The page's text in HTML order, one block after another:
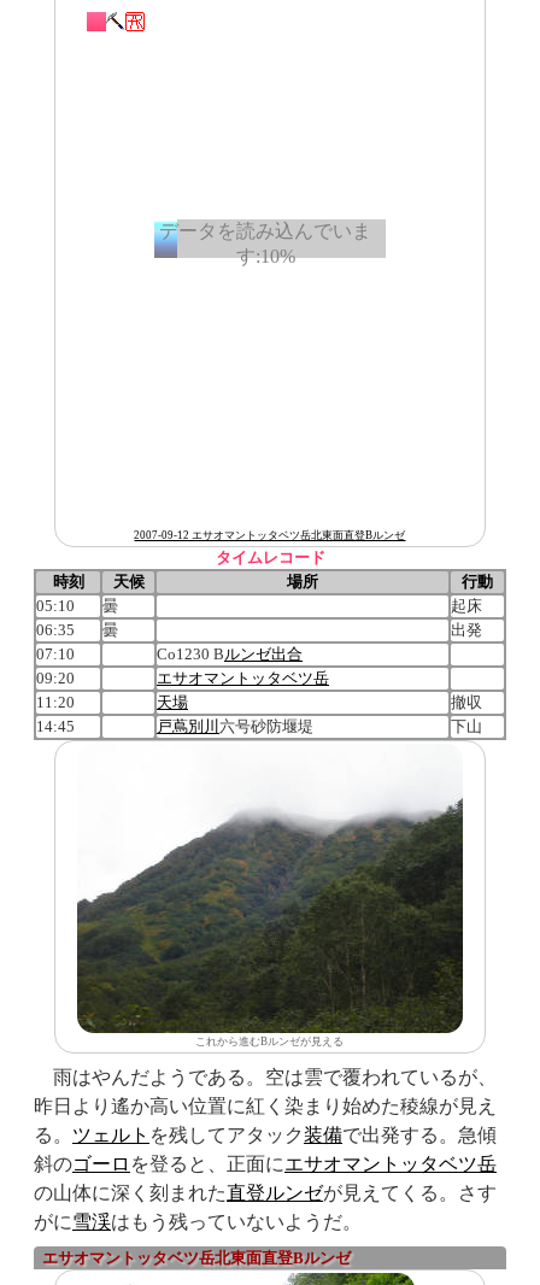
2007-09-12 エサオマントッタベツ岳北東面直登Bルンゼ
タイムレコード
時刻
天候 場所
行動
05:10
曇
起床
06:35
曇
出発
07:10
Co1230 Bルンゼ出合
09:20
エサオマントッタベツ岳
11:20
天場
撤収
14:45
戸蔦別川 六号砂防堰堤 下山
これから進むBルンゼが見える
雨はやんだようである。空は雲で覆われているが、
昨日より遙か高い位置に紅く染まり始めた稜線が見え
る。 ツェルト を残してアタック装備で出発する。急傾
斜のゴーロ を登ると、正面にエサオマントッタベツ岳
の山体に深く刻まれた直登ルンゼが見えてくる。さす
がに雪渓はもう残っていないようだ。
エサオマントッタベツ岳北東面直登Bルンゼ